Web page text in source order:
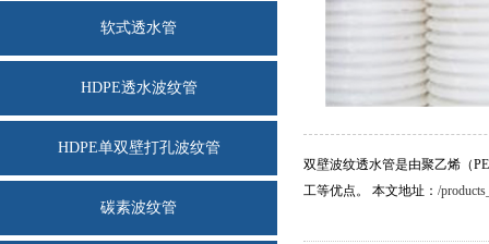
软式透水管
HDPE透水波纹管
HDPE单双壁打孔波纹管
碳素波纹管
双壁波纹透水管是由聚乙烯（
工等优点。 本文地址： /